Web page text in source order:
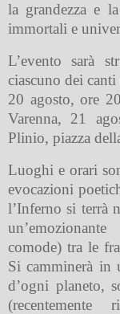
la grandezza e
immortali e
L’evento sarà
ciascuno dei
20 agosto, ore
Varenna, 21
Plinio, piazza
Luoghi e orari
evocazioni
l’Inferno si terrà
comode) tra le
Si camminerà in
d’ogni planeto,
(recentemente